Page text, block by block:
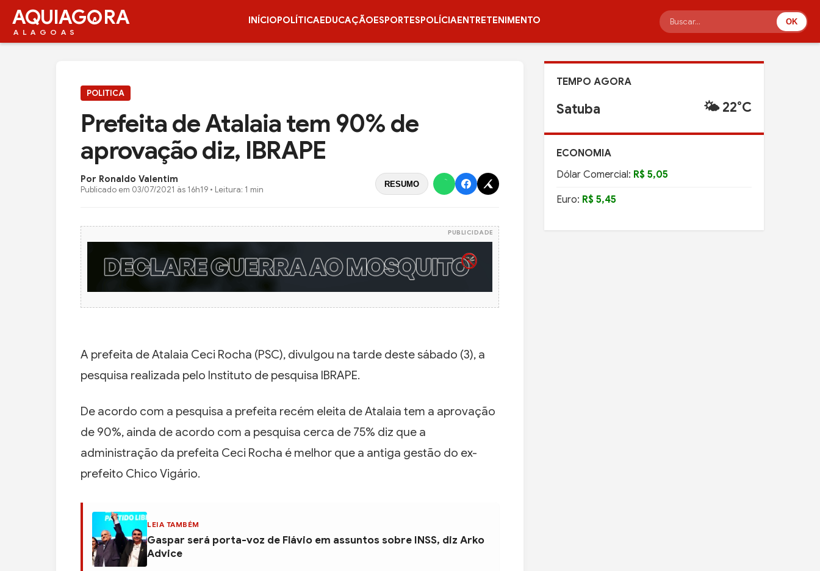
AQUIAG RA
ALAGOAS
INÍCIOPOLÍTICAEDUCAÇÃOESPORTESPOLÍCIAENTRETENIMENTO OK
POLITICA
Prefeita de Atalaia tem 90% de
aprovação diz, IBRAPE
Por Ronaldo Valentim
Publicado em 03/07/2021 às 16h19 • Leitura: 1 min
RESUMO
PUBLICIDADE
A prefeita de Atalaia Ceci Rocha (PSC), divulgou na tarde deste sábado (3), a
pesquisa realizada pelo Instituto de pesquisa IBRAPE.
De acordo com a pesquisa a prefeita recém eleita de Atalaia tem a aprovação
de 90%, ainda de acordo com a pesquisa cerca de 75% diz que a
administração da prefeita Ceci Rocha é melhor que a antiga gestão do ex-
prefeito Chico Vigário.
LEIA TAMBÉM
Gaspar será porta-voz de Flávio em assuntos sobre INSS, diz Arko
Advice
TEMPO AGORA
Satuba 🌤️ 22°C
ECONOMIA
Dólar Comercial: R$ 5,05
Euro: R$ 5,45